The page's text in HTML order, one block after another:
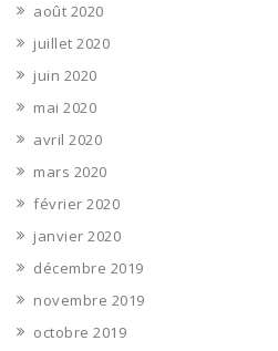
août 2020
juillet 2020
juin 2020
mai 2020
avril 2020
mars 2020
février 2020
janvier 2020
décembre 2019
novembre 2019
octobre 2019